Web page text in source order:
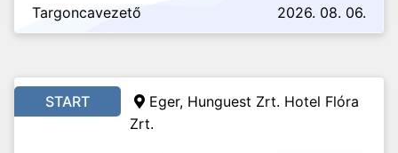
Targoncavezető
2026. 08. 06.
START
Eger, Hunguest Zrt. Hotel Flóra
Zrt.